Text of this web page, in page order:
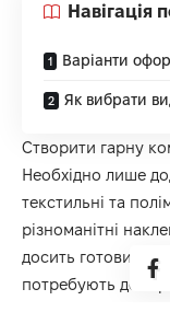
Навігація
Варіанти
Як вибрати
Створити гарну
Необхідно лише
текстильні та
різноманітні
досить готових
потребують